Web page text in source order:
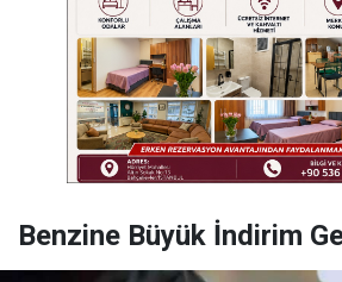
Benzine Büyük İndirim